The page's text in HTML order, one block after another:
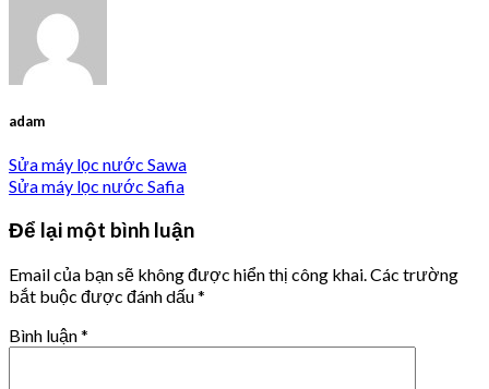
adam
Sửa máy lọc nước Sawa
Sửa máy lọc nước Safia
Để lại một bình luận
Email của bạn sẽ không được hiển thị công khai. Các trường
bắt buộc được đánh dấu*
Bình luận*